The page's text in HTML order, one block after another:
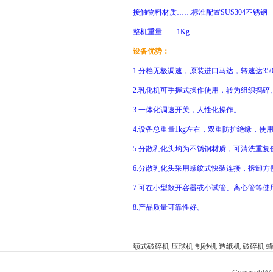
接触物料材质……标准配置SUS304不锈钢
整机重量……1Kg
设备优势：
1.分档无极调速，原装进口马达，转速达
2.乳化机可手握式操作使用，转为组织捣
3.一体化调速开关，人性化操作。
4.设备总重量1kg左右，双重防护绝缘，使
5.分散乳化头均为不锈钢材质，可清洗重复
6.分散乳化头采用螺纹式快装连接，拆卸方
7.可在小型敞开容器或小试管、离心管等使
8.产品质量可靠性好。
颚式破碎机 压球机 制砂机 造纸机 破碎机